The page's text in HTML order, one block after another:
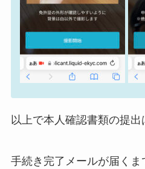
以上で本人確認書類の提出
手続き完了メールが届くま